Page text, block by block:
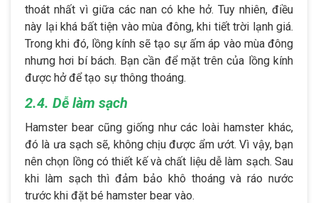
thoát nhất vì giữa các nan có khe hở. Tuy nhiên, điều
này lại khá bất tiện vào mùa đông, khi tiết trời lạnh giá.
Trong khi đó, lồng kính sẽ tạo sự ấm áp vào mùa đông
nhưng hơi bí bách. Bạn cần để mặt trên của lồng kính
được hở để tạo sự thông thoáng.
2.4. Dễ làm sạch
Hamster bear cũng giống như các loài hamster khác,
đó là ưa sạch sẽ, không chịu được ẩm ướt. Vì vậy, bạn
nên chọn lồng có thiết kế và chất liệu dễ làm sạch. Sau
khi làm sạch thì đảm bảo khô thoáng và ráo nước
trước khi đặt bé hamster bear vào.